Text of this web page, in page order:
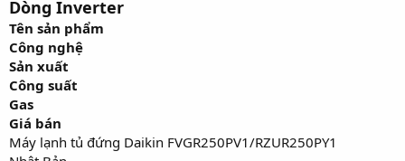
Dòng Inverter
Tên sản phẩm
Công nghệ
Sản xuất
Công suất
Gas
Giá bán
Máy lạnh tủ đứng Daikin FVGR250PV1/RZUR250PY1